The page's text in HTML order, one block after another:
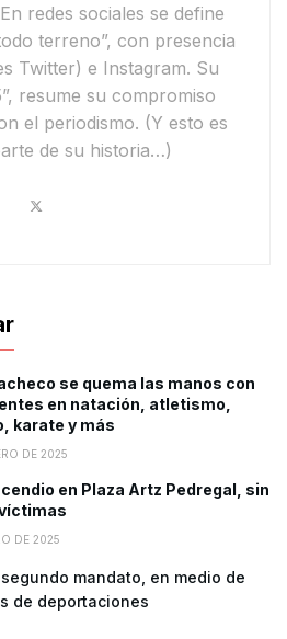
redes sociales se define
terreno”, con presencia
Twitter) e Instagram. Su
, resume su compromiso
el periodismo. (Y esto es
de su historia…)
se quema las manos con
en natación, atletismo,
karate y más
DE 2025
en Plaza Artz Pedregal, sin
DE 2025
mandato, en medio de
de deportaciones